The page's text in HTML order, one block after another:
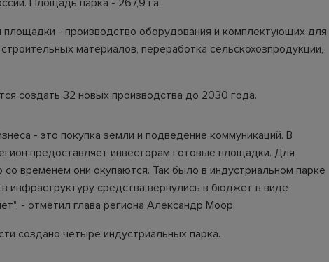
Площадь парка - 267,9 га.
- производство оборудования и комплектующих для
материалов, переработка сельскохозпродукции,
создать 32 новых производства до 2030 года.
- это покупка земли и подведение коммуникаций. В
предоставляет инвесторам готовые площадки. Для
временем они окупаются. Так было в индустриальном парке
инфраструктуру средства вернулись в бюджет в виде
- отметил глава региона Александр Моор.
создано четыре индустриальных парка.